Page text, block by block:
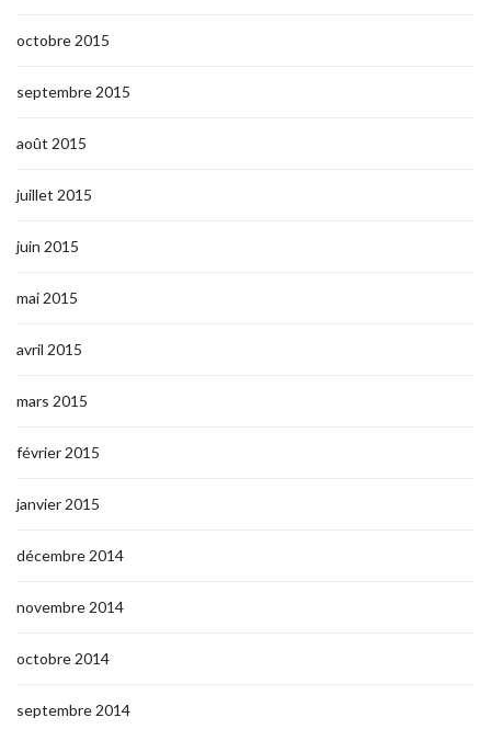
octobre 2015
septembre 2015
août 2015
juillet 2015
juin 2015
mai 2015
avril 2015
mars 2015
février 2015
janvier 2015
décembre 2014
novembre 2014
octobre 2014
septembre 2014